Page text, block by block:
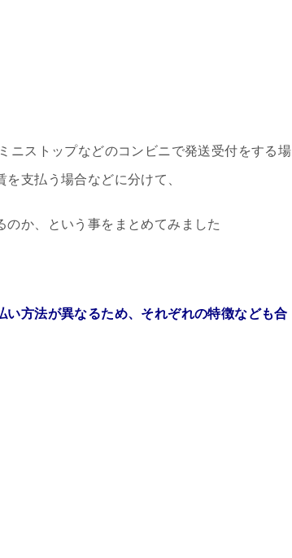
ニストップなどのコンビニで発送受付をする場
支払う場合などに分けて、
か、という事をまとめてみました
い方法が異なるため、それぞれの特徴なども合